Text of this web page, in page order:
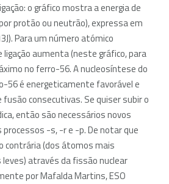
o gráfico mostra a energia de
protão ou neutrão), expressa em
Para um número atómico
ligação aumenta (neste gráfico, para
no ferro-56. A nucleosíntese do
56 é energeticamente favorável e
fusão consecutivas. Se quiser subir o
então são necessários novos
-s, -r e -p. De notar que
contrária (dos átomos mais
através da fissão nuclear
por Mafalda Martins, ESO